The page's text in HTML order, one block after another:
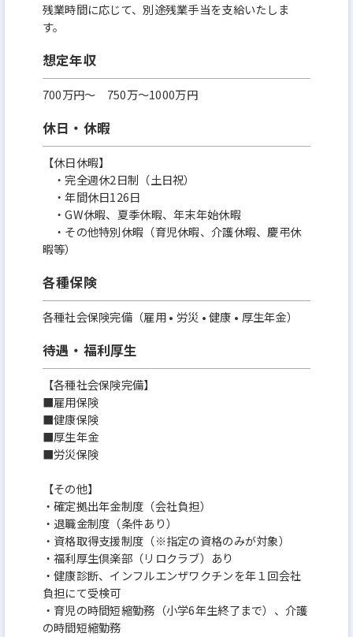
残業時間に応じて、別途残業手当を支給いたしま
す。
想定年収
700万円〜 750万～1000万円
休日・休暇
【休日休暇】
・完全週休2日制（土日祝）
・年間休日126日
・GW休暇、夏季休暇、年末年始休暇
・その他特別休暇（育児休暇、介護休暇、慶弔休
暇等）
各種保険
各種社会保険完備（雇用 • 労災 • 健康 • 厚生年金）
待遇・福利厚生
【各種社会保険完備】
■雇用保険
■健康保険
■厚生年金
■労災保険
【その他】
・確定拠出年金制度（会社負担）
・退職金制度（条件あり）
・資格取得支援制度（※指定の資格のみが対象）
・福利厚生倶楽部（リロクラブ）あり
・健康診断、インフルエンザワクチンを年１回会社
負担にて受検可
・育児の時間短縮勤務（小学6年生終了まで）、介護
の時間短縮勤務